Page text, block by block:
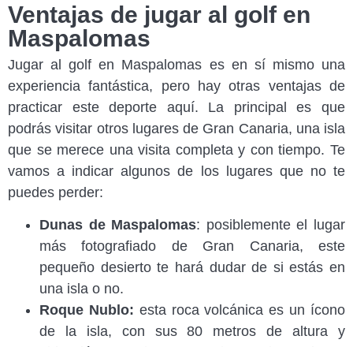
Ventajas de jugar al golf en
Maspalomas
Jugar al golf en Maspalomas es en sí mismo una
experiencia fantástica, pero hay otras ventajas de
practicar este deporte aquí. La principal es que
podrás visitar otros lugares de Gran Canaria, una isla
que se merece una visita completa y con tiempo. Te
vamos a indicar algunos de los lugares que no te
puedes perder:
Dunas de Maspalomas: posiblemente el lugar
más fotografiado de Gran Canaria, este
pequeño desierto te hará dudar de si estás en
una isla o no.
Roque Nublo: esta roca volcánica es un ícono
de la isla, con sus 80 metros de altura y